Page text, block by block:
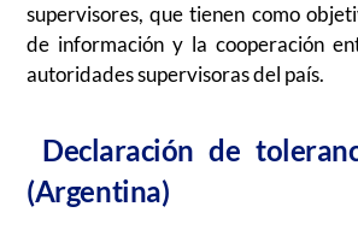
supervisores, que tienen como
de información y la cooperación
autoridades supervisoras del país.
Declaración de
(Argentina)